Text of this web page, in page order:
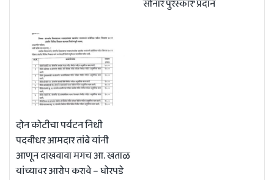
सोनार पुरस्कार’ प्रदान
दोन कोटीचा पर्यटन निधी
पदवीधर आमदार तांबे यांनी
आणून दाखवावा मगच आ. खताळ
यांच्यावर आरोप करावे – घोरपडे